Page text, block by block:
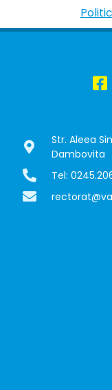
Str. Aleea
Dambovita
Tel: